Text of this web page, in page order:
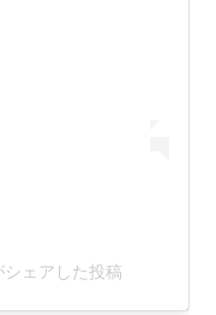
ェアした投稿